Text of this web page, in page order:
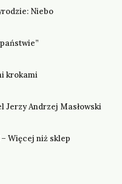
Niebo
krokami
Jerzy Andrzej Masłowski
Więcej niż sklep